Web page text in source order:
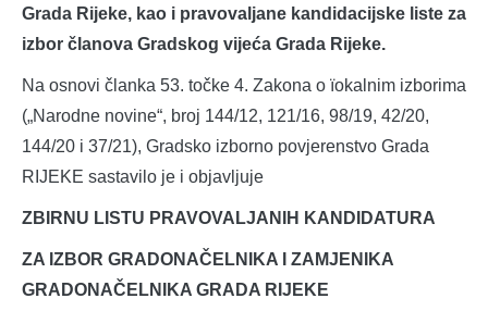
Grada Rijeke, kao i pravovaljane kandidacijske liste za
izbor članova Gradskog vijeća Grada Rijeke.
Na osnovi članka 53. točke 4. Zakona o ïokalnim izborima
(„Narodne novine“, broj 144/12, 121/16, 98/19, 42/20,
144/20 i 37/21), Gradsko izborno povjerenstvo Grada
RIJEKE sastavilo je i objavljuje
ZBIRNU LISTU PRAVOVALJANIH KANDIDATURA
ZA IZBOR GRADONAČELNIKA I ZAMJENIKA
GRADONAČELNIKA GRADA RIJEKE